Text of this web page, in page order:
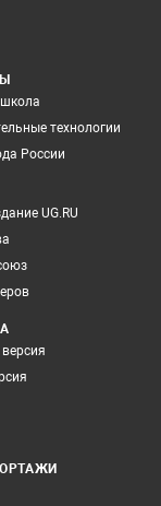
технологии
России
UG.RU